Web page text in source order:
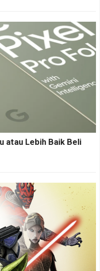
atau Lebih Baik Beli